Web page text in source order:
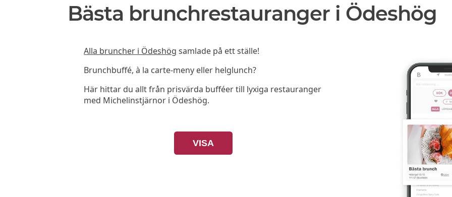
Bästa brunchrestauranger i Ödeshög
Alla bruncher i Ödeshög samlade på ett ställe!
Brunchbuffé, à la carte-meny eller helglunch?
Här hittar du allt från prisvärda bufféer till lyxiga restauranger
med Michelinstjärnor i Ödeshög.
VISA